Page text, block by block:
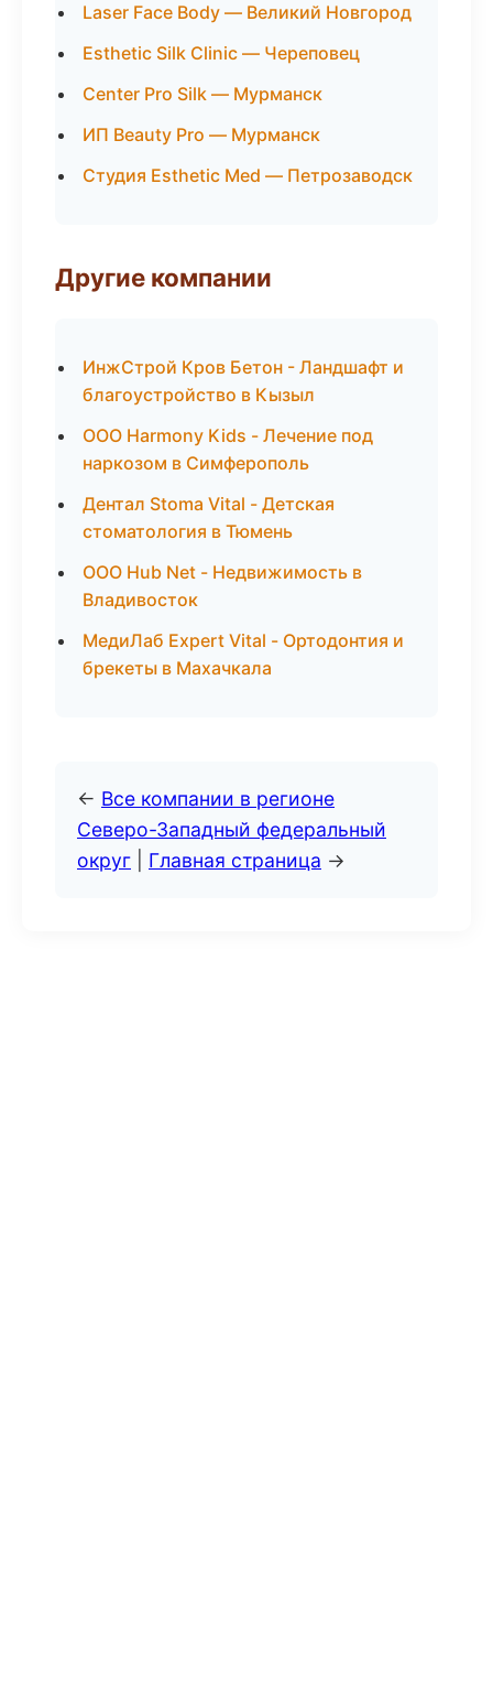
Laser Face Body — Великий Новгород
Esthetic Silk Clinic — Череповец
Center Pro Silk — Мурманск
ИП Beauty Pro — Мурманск
Студия Esthetic Med — Петрозаводск
Другие компании
ИнжСтрой Кров Бетон - Ландшафт и
благоустройство в Кызыл
ООО Harmony Kids - Лечение под
наркозом в Симферополь
Дентал Stoma Vital - Детская
стоматология в Тюмень
ООО Hub Net - Недвижимость в
Владивосток
МедиЛаб Expert Vital - Ортодонтия и
брекеты в Махачкала
← Все компании в регионе
Северо-Западный федеральный
округ
Главная страница →